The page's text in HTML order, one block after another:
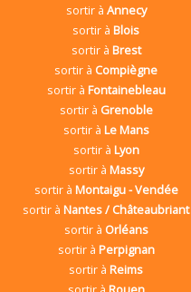
sortir à Annecy
sortir àBlois
sortir à Brest
sortir à Compiègne
sortir à Fontainebleau
sortir à Grenoble
sortir à Le Mans
sortir à Lyon
sortir à Massy
sortir à Montaigu - Vendée
sortir àNantes / Châteaubriant
sortir à Orléans
sortir à Perpignan
sortir àReims